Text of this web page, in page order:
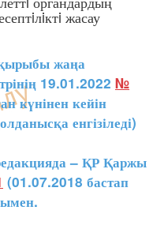
жасау
жаңа
19.01.2022 №
күнінен кейін
енгізіледі)
– ҚР Қаржы
(01.07.2018 бастап